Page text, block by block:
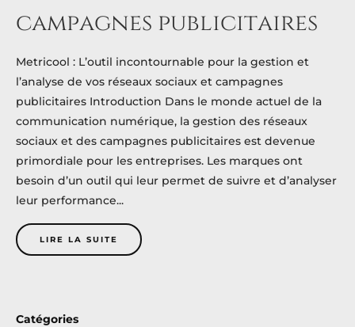
campagnes publicitaires
Metricool : L’outil incontournable pour la gestion et
l’analyse de vos réseaux sociaux et campagnes
publicitaires Introduction Dans le monde actuel de la
communication numérique, la gestion des réseaux
sociaux et des campagnes publicitaires est devenue
primordiale pour les entreprises. Les marques ont
besoin d’un outil qui leur permet de suivre et d’analyser
leur performance...
LIRE LA SUITE
Catégories